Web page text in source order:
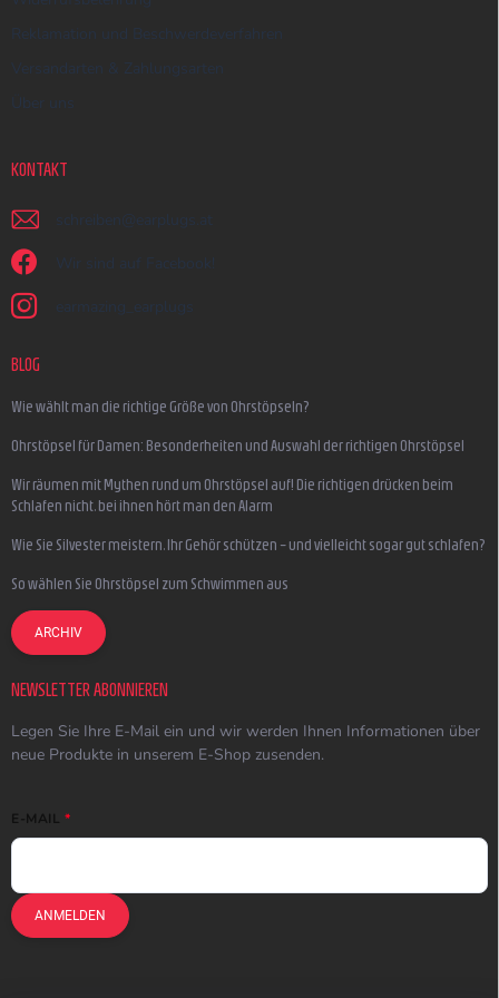
Reklamation und Beschwerdeverfahren
Versandarten & Zahlungsarten
Über uns
KONTAKT
schreiben @ earplugs.at
Wir sind auf Facebook!
earmazing_earplugs
BLOG
Wie wählt man die richtige Größe von Ohrstöpseln?
Ohrstöpsel für Damen: Besonderheiten und Auswahl der richtigen Ohrstöpsel
Wir räumen mit Mythen rund um Ohrstöpsel auf! Die richtigen drücken beim
Schlafen nicht, bei ihnen hört man den Alarm
Wie Sie Silvester meistern, Ihr Gehör schützen – und vielleicht sogar gut schlafen?
So wählen Sie Ohrstöpsel zum Schwimmen aus
ARCHIV
NEWSLETTER ABONNIEREN
Legen Sie Ihre E-Mail ein und wir werden Ihnen Informationen über
neue Produkte in unserem E-Shop zusenden.
E-MAIL
ANMELDEN